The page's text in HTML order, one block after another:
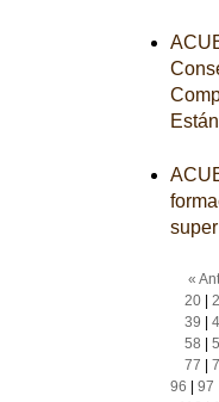
«
20|
39
58
77
96
97